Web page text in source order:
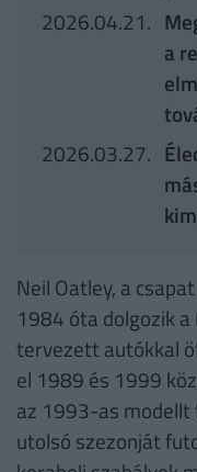
2026.04.21.
a
2026.03.27.
Neil Oatley, a
1984 óta dolgozik
tervezett autókkal
el 1989 és 1999
az 1993-as modellt
utolsó szezonját